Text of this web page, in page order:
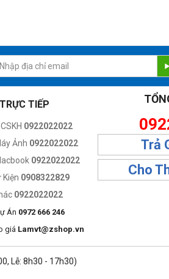
TIẾP
0922022022
Ảnh 0922022022
0922022022
Kiện 0908322829
0922022022
Án 0972 666 246
giá Lamvt@zshop.vn
Trả
Cho
Lễ: 8h30 - 17h30)